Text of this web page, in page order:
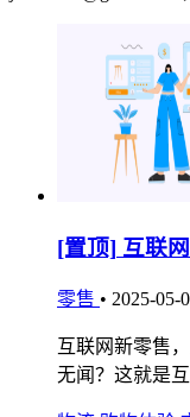
[置顶] 互联
零售 • 2025-05-
互联网新零售
无闻？这就是